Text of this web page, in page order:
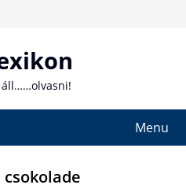
áll……olvasni!
Menu